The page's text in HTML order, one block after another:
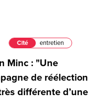
Cité entretien
Minc : "Une
de réélection
différente d’une